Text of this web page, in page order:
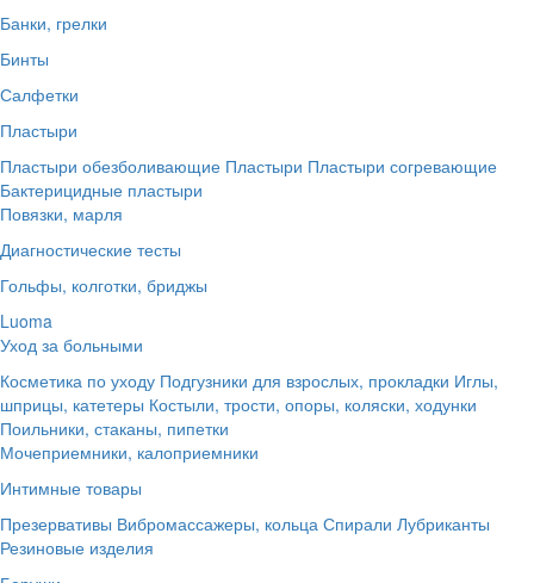
Банки, грелки
Бинты
Салфетки
Пластыри
Пластыри обезболивающие Пластыри Пластыри согревающие
Бактерицидные пластыри
Повязки, марля
Диагностические тесты
Гольфы, колготки, бриджы
Luoma
Уход за больными
Косметика по уходу Подгузники для взрослых, прокладки Иглы,
шприцы, катетеры Костыли, трости, опоры, коляски, ходунки
Поильники, стаканы, пипетки
Мочеприемники, калоприемники
Интимные товары
Презервативы Вибромассажеры, кольца Спирали Лубриканты
Резиновые изделия